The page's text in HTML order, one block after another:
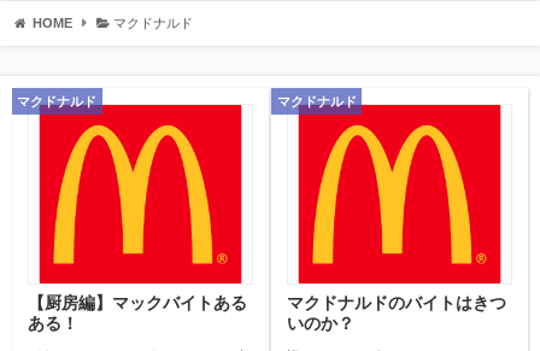
HOME マクドナルド
【厨房編】マックバイトある
ある！
マクドナルド
マクドナルドのバイトはきつ
いのか？
マクドナルド